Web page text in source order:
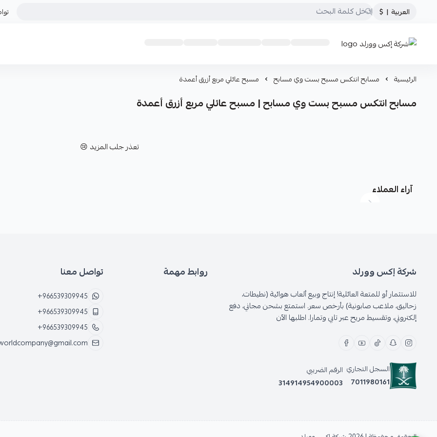
العربية |
$
شركة إكس وورلد
الرئيسية مسابح انتكس مسبح بست وي مسابح مسبح عائلي مربع أزرق أعمدة
مسابح انتكس مسبح بست وي مسابح | مسبح عائلي مربع أزرق أعمدة
تعذر جلب المزيد 😢
آراء العملاء
شركة إكس وورلد
للاستثمار أو للمتعة العائلية! إنتاج وبيع ألعاب هوائية (نطيطات،
زحاليق، ملاعب صابونية) بأرخص سعر. استمتع بشحن مجاني، دفع
إلكتروني، وتقسيط مريح عبر تابي وتمارا. اطلبها الآن
السجل التجاري
7011980161
الرقم الضريبي
314914954900003
روابط مهمة تواصل معنا
+966539309945
+966539309945
+966539309945